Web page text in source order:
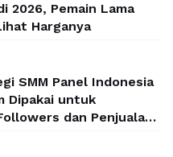
2026, Pemain Lama
Harganya
SMM Panel Indonesia
Dipakai untuk
dan Penjualan